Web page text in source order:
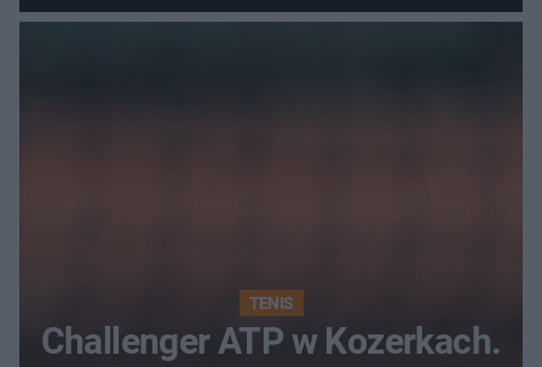
najwięcej punktów?
TENIS
Challenger ATP w Kozerkach.